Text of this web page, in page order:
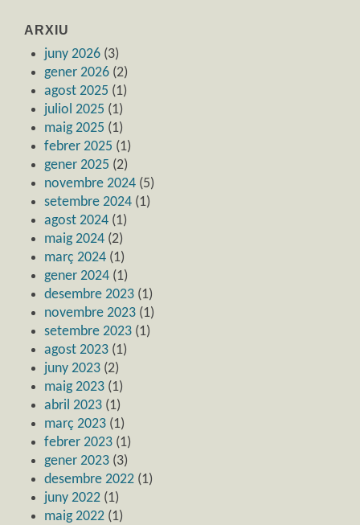
ARXIU
juny 2026 (3)
gener 2026 (2)
agost 2025 (1)
juliol 2025 (1)
maig 2025 (1)
febrer 2025 (1)
gener 2025 (2)
novembre 2024 (5)
setembre 2024 (1)
agost 2024 (1)
maig 2024 (2)
març 2024 (1)
gener 2024 (1)
desembre 2023 (1)
novembre 2023 (1)
setembre 2023 (1)
agost 2023 (1)
juny 2023 (2)
maig 2023 (1)
abril 2023 (1)
març 2023 (1)
febrer 2023 (1)
gener 2023 (3)
desembre 2022 (1)
juny 2022 (1)
maig 2022 (1)